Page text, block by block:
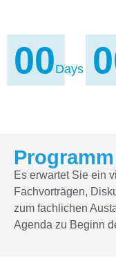
00Days
Programm
Es erwartet Sie ein
Fachvorträgen,
zum fachlichen
Agenda zu Beginn